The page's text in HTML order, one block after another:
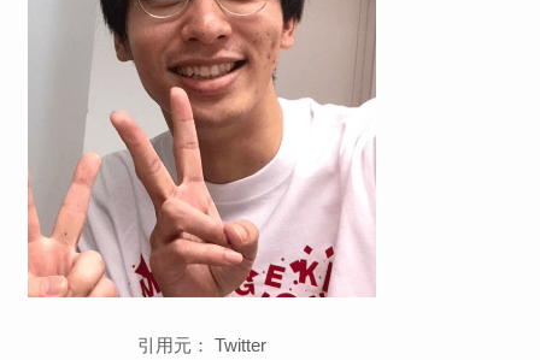
引用元： Twitter